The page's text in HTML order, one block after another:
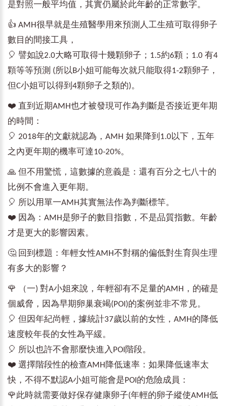
是對照一般平均值，其實仍屬於此年齡的正常數字。
👍 AMH很早就是生殖醫學用來預測人工生殖可取得卵子
數目的間接工具，
🎈 譬如說2.0大略可取得十幾顆卵子；1.5約6顆；1.0 有4
顆等等預測 (所以B小姐可能每次就只能取得1-2顆卵子，
但C小姐可以得到4顆卵子之類的)。
❤️ 直到近期AMH也才被發現可作為判斷是否接近更年期
的時間：
🎈 2018年的文獻就認為，AMH 如果降到1.0以下，五年
之內更年期的機率可達10-20%。
🙏 但不用驚慌，這數據的意義是：還有百分之七八十的
比例不會進入更年期。
🎈 所以用單一AMH其實無法作為判斷標竿。
❤️ 因為：AMH是卵子的數目指數，不是品質指數。年齡
才是更大的影響因素。
🤔 回到標題：年輕女性AMH不對稱的偏低對生育與生理
有多大的影響？
🌹 （一) 對A小姐來說，年輕卻有不足量的AMH，的確是
個威脅，因為早期卵巢衰竭(POI)的案例並非不常見。
🎈 但因年紀尚輕，據統計37歲以前的女性，AMH的降低
速度較年長的女性為平緩。
🎈 所以也許不會那麼快進入POI階段。
❤️ 選擇階段性的檢查AMH降低速率：如果降低速率太
快，不得不默認A小姐可能會是POI的危險成員：
🌹此時就需要做好保存健康卵子(年輕的卵子縱使AMH低